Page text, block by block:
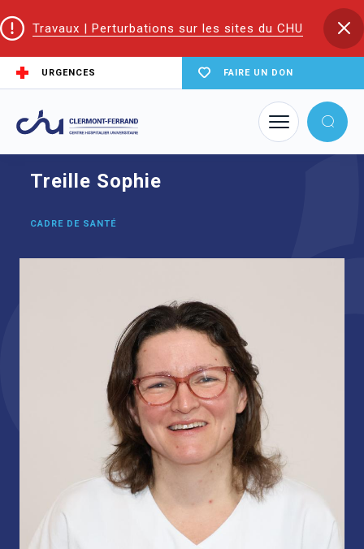
Travaux | Perturbations sur les sites du CHU
URGENCES FAIRE UN DON
Accueil
Cardiologie médicale et médecine vasculaire
Treille Sophie
Treille Sophie
CADRE DE SANTÉ